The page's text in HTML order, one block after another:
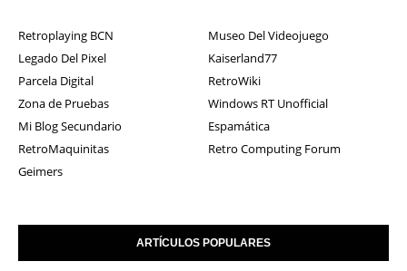
Retroplaying BCN
Museo Del Videojuego
Legado Del Pixel
Kaiserland77
Parcela Digital
RetroWiki
Zona de Pruebas
Windows RT Unofficial
Mi Blog Secundario
Espamática
RetroMaquinitas
Retro Computing Forum
Geimers
ARTÍCULOS POPULARES